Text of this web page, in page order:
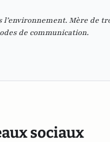
Mère de
de communication.
sociaux